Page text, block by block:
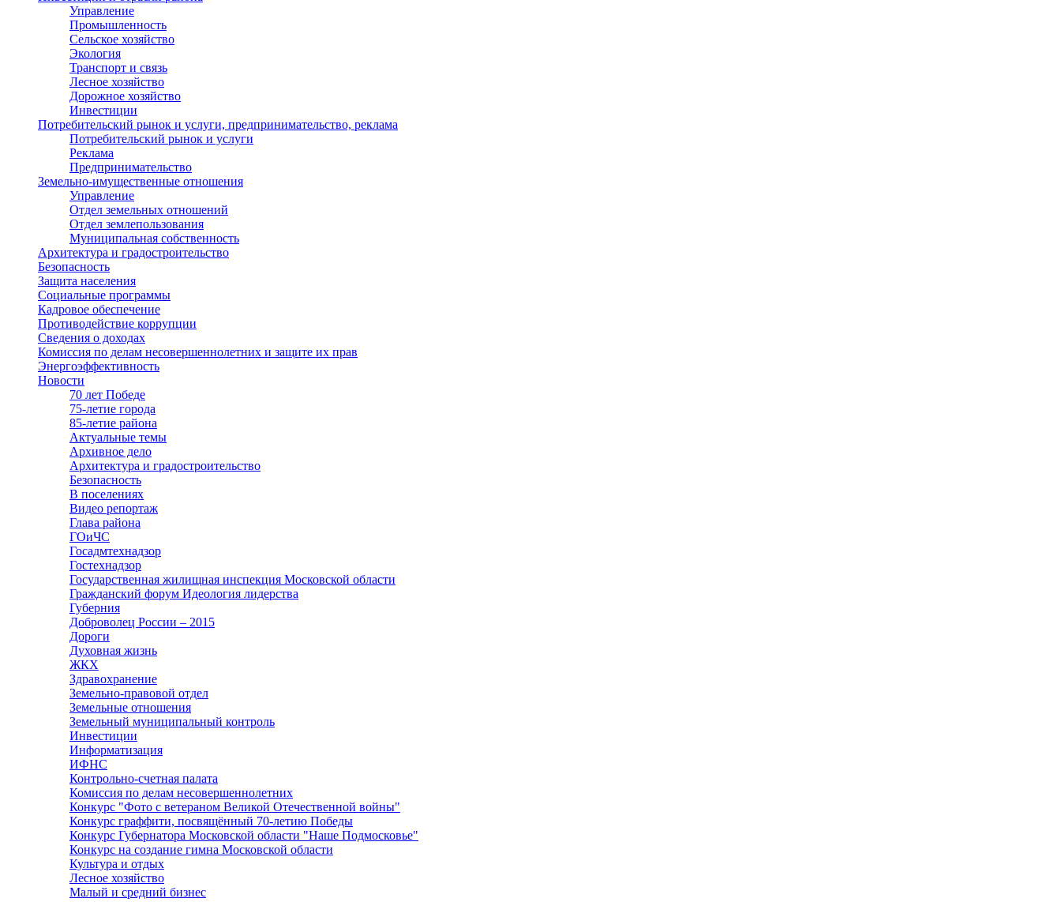
Управление
Промышленность
Сельское хозяйство
Экология
Транспорт и связь
Лесное хозяйство
Дорожное хозяйство
Инвестиции
Потребительский рынок и услуги, предпринимательство, реклама
Потребительский рынок и услуги
Реклама
Предпринимательство
Земельно-имущественные отношения
Управление
Отдел земельных отношений
Отдел землепользования
Муниципальная собственность
Архитектура и градостроительство
Безопасность
Защита населения
Социальные программы
Кадровое обеспечение
Противодействие коррупции
Сведения о доходах
Комиссия по делам несовершеннолетних и защите их прав
Энергоэффективность
Новости
70 лет Победе
75-летие города
85-летие района
Актуальные темы
Архивное дело
Архитектура и градостроительство
Безопасность
В поселениях
Видео репортаж
Глава района
ГОиЧС
Госадмтехнадзор
Гостехнадзор
Государственная жилищная инспекция Московской области
Гражданский форум Идеология лидерства
Губерния
Доброволец России – 2015
Дороги
Духовная жизнь
ЖКХ
Здравохранение
Земельно-правовой отдел
Земельные отношения
Земельный муниципальный контроль
Инвестиции
Информатизация
ИФНС
Контрольно-счетная палата
Комиссия по делам несовершеннолетних
Конкурс "Фото с ветераном Великой Отечественной войны"
Конкурс граффити, посвящённый 70-летию Победы
Конкурс Губернатора Московской области "Наше Подмосковье"
Конкурс на создание гимна Московской области
Культура и отдых
Лесное хозяйство
Малый и средний бизнес